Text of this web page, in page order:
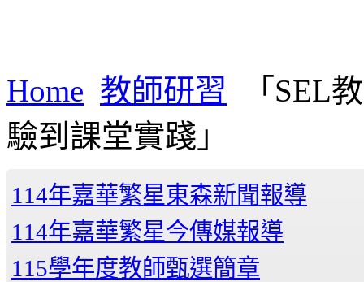
Home 教師研習
「SEL
驗到課堂實踐」
114年嘉華繁星東森新聞報導
114年嘉華繁星今傳媒報導
115學年度教師甄選簡章